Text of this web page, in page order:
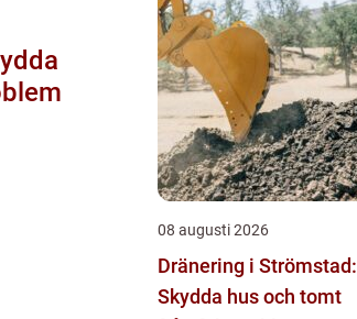
08 augusti 2026
Dränering i Strömstad:
Skydda hus och tomt